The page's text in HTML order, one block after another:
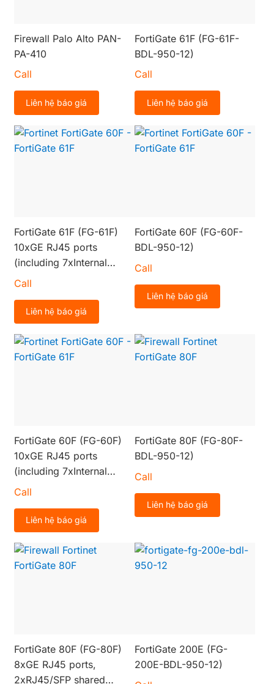
Firewall Palo Alto PAN-
PA-410
Call
Liên hệ báo giá
FortiGate 61F (FG-61F-
BDL-950-12)
Call
Liên hệ báo giá
FortiGate 61F (FG-61F)
10xGE RJ45 ports
(including 7xInternal
ports, 2xWAN ports,
onboard storage
Call
Liên hệ báo giá
FortiGate 60F (FG-60F-
BDL-950-12)
Call
Liên hệ báo giá
FortiGate 60F (FG-60F)
10xGE RJ45 ports
(including 7xInternal
ports, 2xWAN ports,
Call
Liên hệ báo giá
FortiGate 80F (FG-80F-
BDL-950-12)
Call
Liên hệ báo giá
FortiGate 80F (FG-80F)
8xGE RJ45 ports,
2xRJ45/SFP shared
FortiGate 200E (FG-
200E-BDL-950-12)